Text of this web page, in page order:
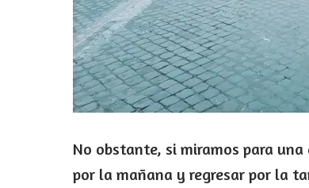
No obstante, si miramos para
por la mañana y regresar por la